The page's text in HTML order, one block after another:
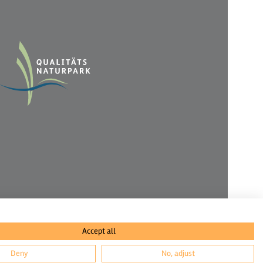
Accept all
Deny No, adjust